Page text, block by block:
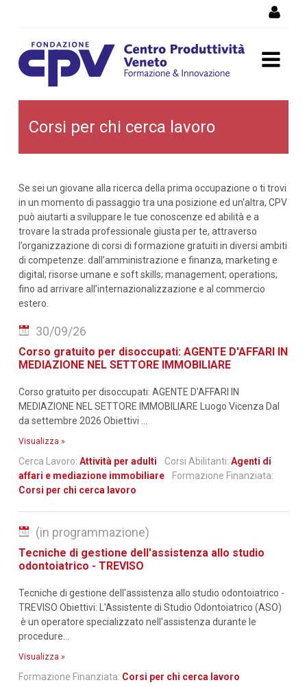
Corsi per chi cerca lavoro
Corsi per chi cerca lavoro
Se sei un giovane alla ricerca della prima occupazione o ti trovi
in un momento di passaggio tra una posizione ed un'altra, CPV
può aiutarti a sviluppare le tue conoscenze ed abilità e a
trovare la strada professionale giusta per te, attraverso
l’organizzazione di corsi di formazione gratuiti in diversi ambiti
di competenze: dall’amministrazione e finanza, marketing e
digital; risorse umane e soft skills; management; operations;
fino ad arrivare all’internazionalizzazione e al commercio
estero.
Corso gratuito per disoccupati: AGENTE D'AFFARI IN
MEDIAZIONE NEL SETTORE IMMOBILIARE
Corso gratuito per disoccupati: AGENTE D'AFFARI IN
MEDIAZIONE NEL SETTORE IMMOBILIARE Luogo Vicenza Dal
da settembre 2026 Obiettivi ...
Visualizza »
Cerca Lavoro: Attività per adulti Corsi Abilitanti: Agenti di
affari e mediazione immobiliare
Formazione Finanziata:
Corsi per chi cerca lavoro
30/09/26
Tecniche di gestione dell'assistenza allo studio
odontoiatrico - TREVISO
Tecniche di gestione dell'assistenza allo studio odontoiatrico -
TREVISO Obiettivi: L'Assistente di Studio Odontoiatrico (ASO)
è un operatore specializzato nell'assistenza durante le
procedure...
Visualizza »
Formazione Finanziata: Corsi per chi cerca lavoro
(in programmazione)